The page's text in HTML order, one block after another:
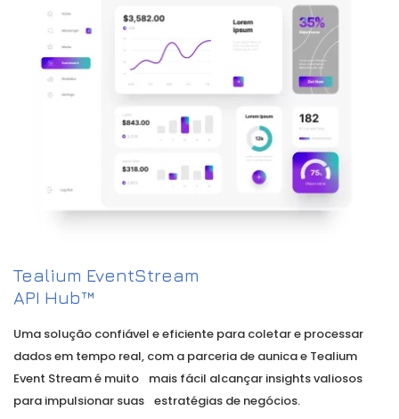
Tealium EventStream
API Hub™
Uma solução confiável e eficiente para coletar e processar
dados em tempo real, com a parceria de aunica e Tealium
Event Stream é muito mais fácil alcançar insights valiosos
para impulsionar suas estratégias de negócios.